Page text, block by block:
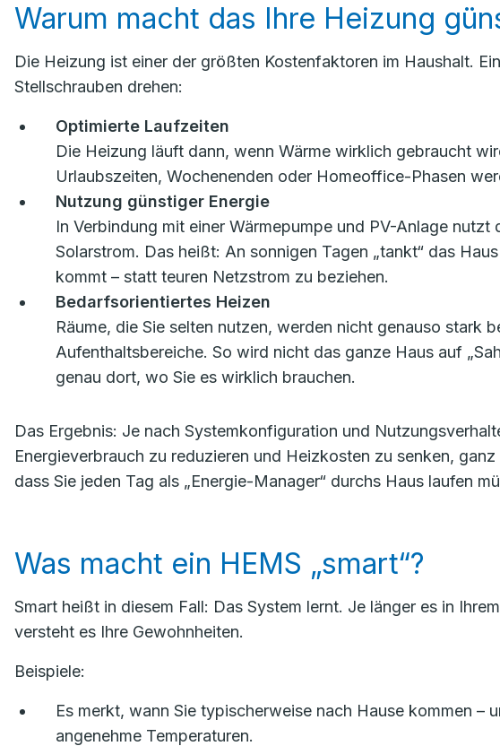
Warum macht das Ihre Heizung
Die Heizung ist einer der größten Kostenfaktoren im Haushalt.
Stellschrauben drehen:
Optimierte Laufzeiten
Die Heizung läuft dann, wenn Wärme wirklich gebraucht
Urlaubszeiten, Wochenenden oder Homeoffice-Phasen
Nutzung günstiger Energie
In Verbindung mit einer Wärmepumpe und PV-Anlage
Solarstrom. Das heißt: An sonnigen Tagen „tankt“ das
kommt – statt teuren Netzstrom zu beziehen.
Bedarfsorientiertes Heizen
Räume, die Sie selten nutzen, werden nicht genauso stark
Aufenthaltsbereiche. So wird nicht das ganze Haus auf
genau dort, wo Sie es wirklich brauchen.
Das Ergebnis: Je nach Systemkonfiguration und
Energieverbrauch zu reduzieren und Heizkosten zu senken,
dass Sie jeden Tag als „Energie-Manager“ durchs Haus laufen
Was macht ein HEMS „smart“?
Smart heißt in diesem Fall: Das System lernt. Je länger es in
versteht es Ihre Gewohnheiten.
Beispiele:
Es merkt, wann Sie typischerweise nach Hause kommen –
angenehme Temperaturen.